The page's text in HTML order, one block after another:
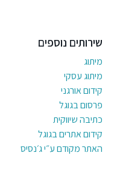
שירותים נוספים
מיתוג
מיתוג עסקי
קידום אורגני
פרסום בגוגל
כתיבה שיווקית
קידום אתרים בגוגל
האתר מקודם ע״י ג׳נסיס